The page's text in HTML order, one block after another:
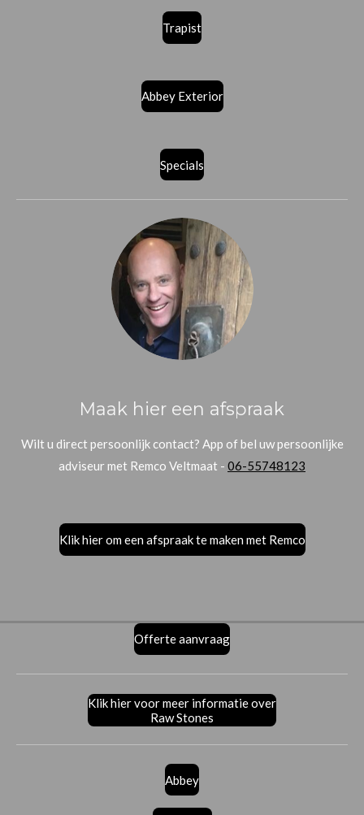
Trapist
Abbey Exterior
Specials
Maak hier een afspraak
Wilt u direct persoonlijk contact? App of bel uw persoonlijke
adviseur met Remco Veltmaat - 06-55748123
Klik hier om een afspraak te maken met Remco
Offerte aanvraag
Klik hier voor meer informatie over
Raw Stones
Abbey